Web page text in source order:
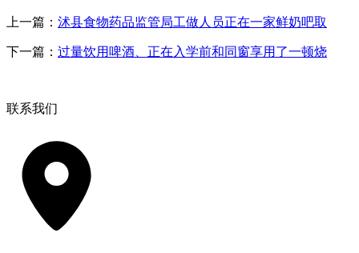
上一篇： 沭县食物药品监管局工做人员正在一家鲜奶吧取
下一篇： 过量饮用啤酒、正在入学前和同窗享用了一顿烧
联系我们